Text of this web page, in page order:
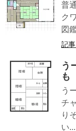
普
ク
図
記
う
も
う
チ
り
い...